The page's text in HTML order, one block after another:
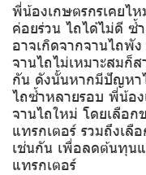
พี่น้องเกษตรกรเคยไ
ค่อยร่วน ไถได้ไม่ดี ซ้
อาจเกิดจากจานไถพั
จานไถไม่เหมาะสมก็
กัน ดังนั้นหากมีปัญหา
ไถซ้ำหลายรอบ พี่น้อ
จานไถใหม่ โดยเลือก
แทรกเตอร์ รวมถึงเลื
เช่นกัน เพื่อลดต้นทุนแ
แทรกเตอร์